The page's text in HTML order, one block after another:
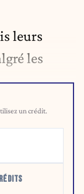
leurs
les
un crédit.